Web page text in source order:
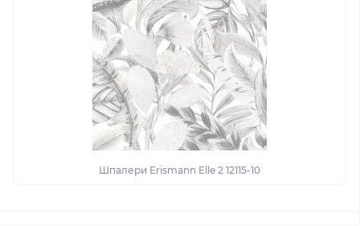
Шпалери Erismann Elle 2 12115-10